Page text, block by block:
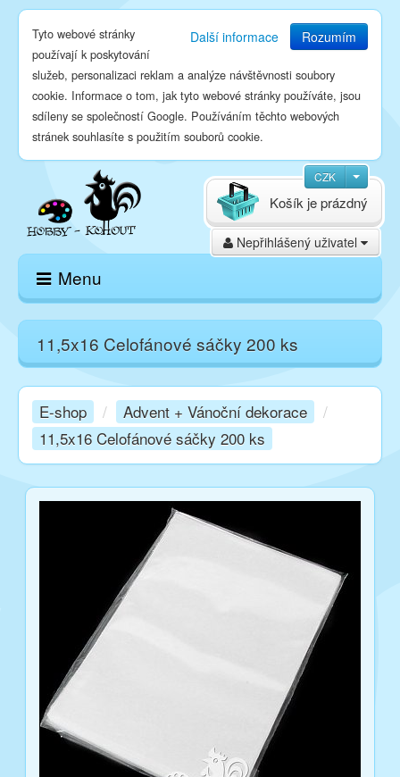
Další informace Rozumím
Tyto webové stránky
používají k poskytování
služeb, personalizaci reklam a analýze návštěvnosti soubory
cookie. Informace o tom, jak tyto webové stránky používáte, jsou
sdíleny se společností Google. Používáním těchto webových
stránek souhlasíte s použitím souborů cookie.
CZK
Nepřihlášený uživatel
Košík je prázdný
Menu
Domů
E-shop
Kurzy
Kontakt
Facebook
11,5x16 Celofánové sáčky 200 ks
E-shop / Advent + Vánoční dekorace
/
11,5x16 Celofánové sáčky 200 ks